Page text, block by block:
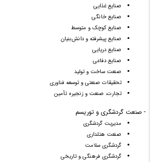
صنایع غذایی
صنایع خانگی
صنایع کوچک و متوسط
صنایع پیشرفته و دانش‌بنیان
صنایع دریایی
صنایع دفاعی
صنعت ساخت و تولید
تحقیقات صنعتی و توسعه فناوری
تجارت، صنعت و زنجیره تأمین
- صنعت گردشگری و توریسم
مدیریت گردشگری
صنعت هتلداری
گردشگری سلامت
گردشگری فرهنگی و تاریخی